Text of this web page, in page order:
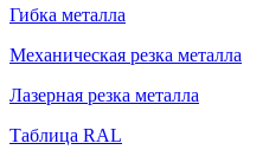
Гибка металла
Механическая резка металла
Лазерная резка металла
Таблица RAL